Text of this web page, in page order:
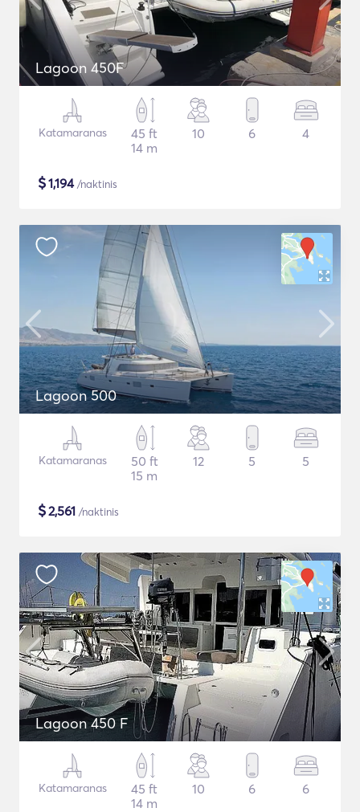
Lagoon 450F
Katamaranas
45 ft
14 m
10 6 4
$1,194/naktinis
Lagoon 500
Katamaranas
50 ft
15 m
12 5 5
$2,561 /naktinis
Lagoon 450 F
Katamaranas
45 ft
14 m
10 6 6